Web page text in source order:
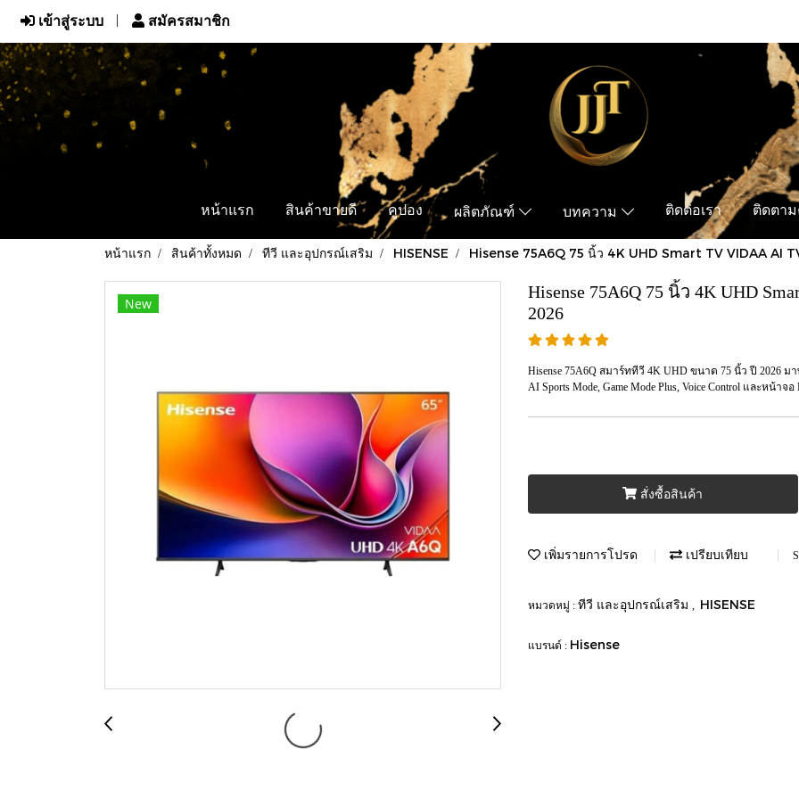
เข้าสู่ระบบ สมัครสมาชิก
หน้าแรก สินค้าขายดี คูปอง ผลิตภัณฑ์ บทความ ติดต่อเรา ติดตา
หน้าแรก สินค้าทั้งหมด ทีวี และอุปกรณ์เสริม HISENSE Hisense 75A6Q 75 นิ้ว 4K UHD Smart TV VIDAA AI
New
Hisense 75A6Q 75 นิ้ว 4K UHD
2026
Hisense 75A6Q สมาร์ททีวี 4K UHD ขนาด 75 นิ้ว ปี 2026 ม
AI Sports Mode, Game Mode Plus, Voice Control และหน้า
สั่งซื้อสินค้า
เพิ่มรายการโปรด เปรียบเทียบ
หมวดหมู่ : ทีวี และอุปกรณ์เสริม HISENSE
แบรนด์ : Hisense